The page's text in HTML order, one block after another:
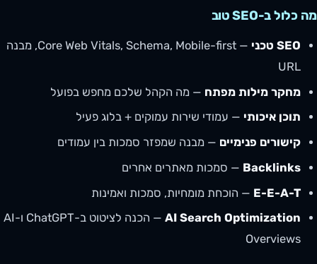
מה כלול ב-SEO טוב
SEO טכני
— Core Web Vitals, Schema, Mobile-first, מבנה
URL
מחקר מילות מפתח — מה הקהל שלכם מחפש בפועל
תוכן איכותי — עמודי שירות עמוקים + בלוג פעיל
קישורים פנימיים — מבנה שמפזר סמכות בין עמודים
Backlinks — סמכות מאתרים אחרים
E-E-A-T — הוכחת מומחיות, סמכות ואמינות
AI Search Optimization
— הכנה לציטוט ב-ChatGPT ו-AI
Overviews